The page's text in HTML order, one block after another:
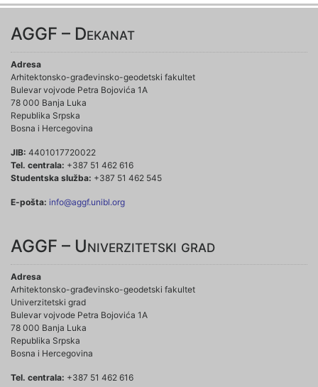
AGGF – Dekanat
Adresa
Arhitektonsko-građevinsko-geodetski fakultet
Bulevar vojvode Petra Bojovića 1A
78 000 Banja Luka
Republika Srpska
Bosna i Hercegovina
JIB: 4401017720022
Tel. centrala: +387 51 462 616
Studentska služba: +387 51 462 545
E-pošta: info@aggf.unibl.org
AGGF – Univerzitetski grad
Adresa
Arhitektonsko-građevinsko-geodetski fakultet
Univerzitetski grad
Bulevar vojvode Petra Bojovića 1A
78 000 Banja Luka
Republika Srpska
Bosna i Hercegovina
Tel. centrala: +387 51 462 616